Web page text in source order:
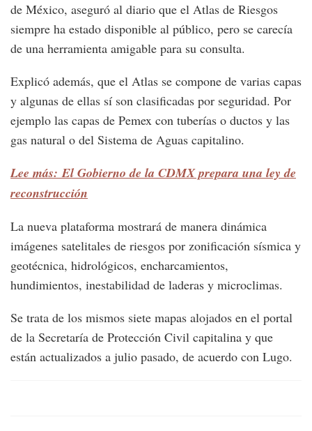
de México, aseguró al diario que el Atlas de Riesgos
siempre ha estado disponible al público, pero se carecía
de una herramienta amigable para su consulta.
Explicó además, que el Atlas se compone de varias capas
y algunas de ellas sí son clasificadas por seguridad. Por
ejemplo las capas de Pemex con tuberías o ductos y las
gas natural o del Sistema de Aguas capitalino.
Lee más: El Gobierno de la CDMX prepara una ley de
reconstrucción
La nueva plataforma mostrará de manera dinámica
imágenes satelitales de riesgos por zonificación sísmica y
geotécnica, hidrológicos, encharcamientos,
hundimientos, inestabilidad de laderas y microclimas.
Se trata de los mismos siete mapas alojados en el portal
de la Secretaría de Protección Civil capitalina y que
están actualizados a julio pasado, de acuerdo con Lugo.